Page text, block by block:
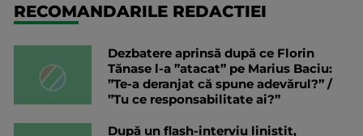
RECOMANDARILE REDACTIEI
Dezbatere aprinsă după ce Florin
Tănase l-a ”atacat” pe Marius Baciu:
”Te-a deranjat că spune adevărul?” /
”Tu ce responsabilitate ai?”
După un flash-interviu liniștit,